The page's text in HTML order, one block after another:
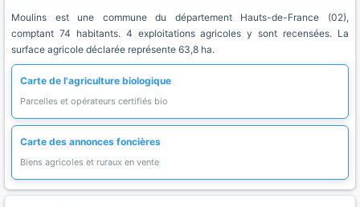
Moulins est une commune du département Hauts-de-France (02),
comptant 74 habitants. 4 exploitations agricoles y sont recensées. La
surface agricole déclarée représente 63,8 ha.
Carte de l'agriculture biologique
Parcelles et opérateurs certifiés bio
Carte des annonces foncières
Biens agricoles et ruraux en vente